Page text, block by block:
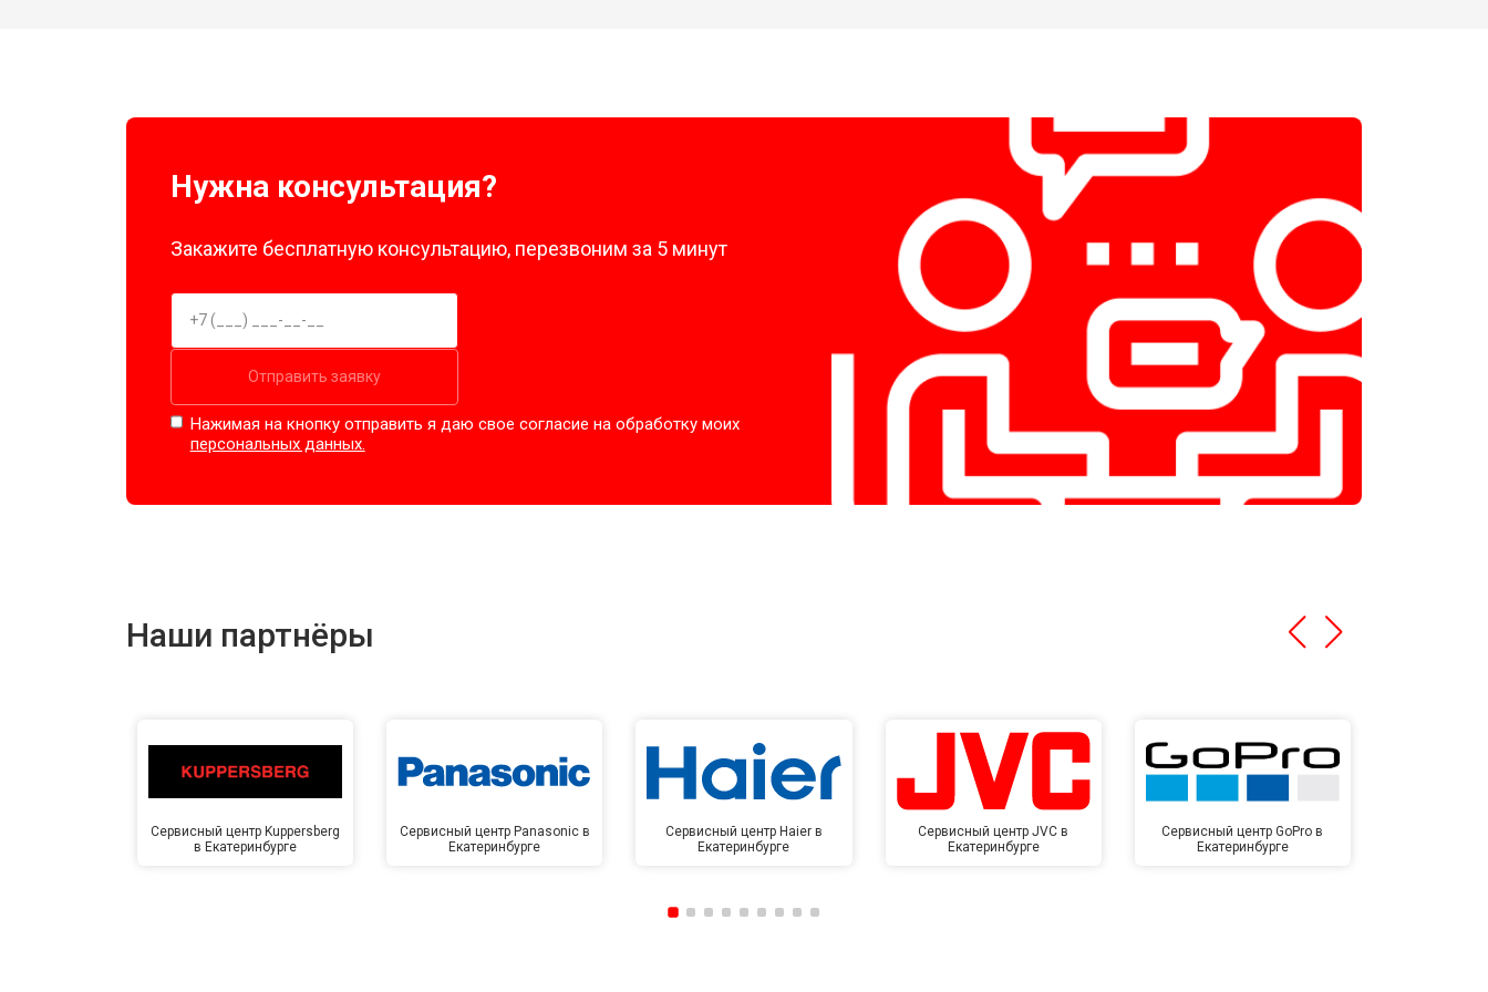
Нужна консультация?
Закажите бесплатную консультацию, перезвоним за 5 минут
Отправить заявку
Нажимая на кнопку отправить я даю свое согласие на обработку моих
персональных данных.
Наши партнёры
Сервисный центр Kuppersberg
в Екатеринбурге
Сервисный центр Panasonic в
Екатеринбурге
Сервисный центр Haier в
Екатеринбурге
Сервисный центр JVC в
Екатеринбурге
Сервисный центр GoPro в
Екатеринбурге